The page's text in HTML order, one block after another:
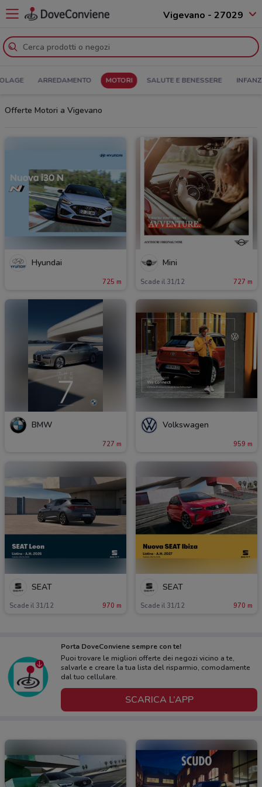
Vigevano - 27029
ARREDAMENTO MOTORI SALUTE E BENESSERE
Offerte Motori a Vigevano
Hyundai
725 m
Mini
Scade il 31/12 727 m
BMW
727 m
Volkswagen
959 m
SEAT
Scade il 31/12 970 m
SEAT
Scade il 31/12 970 m
Porta DoveConviene sempre con te!
Puoi trovare le migliori offerte dei negozi vicino a te,
salvarle e creare la tua lista del risparmio, comodamente
dal tuo cellulare.
SCARICA L’APP